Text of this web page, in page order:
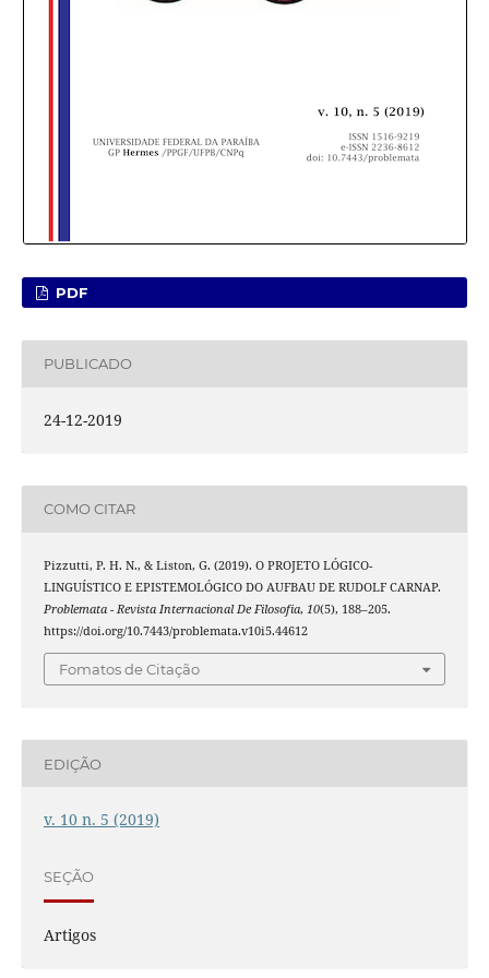
PDF
PUBLICADO
24-12-2019
COMO CITAR
Pizzutti, P. H. N., & Liston, G. (2019). O PROJETO LÓGICO-
LINGUÍSTICO E EPISTEMOLÓGICO DO AUFBAU DE RUDOLF CARNAP.
Problemata - Revista Internacional De Filosofia, 10(5), 188–205.
https://doi.org/10.7443/problemata.v10i5.44612
Fomatos de Citação
EDIÇÃO
v. 10 n. 5 (2019)
SEÇÃO
Artigos